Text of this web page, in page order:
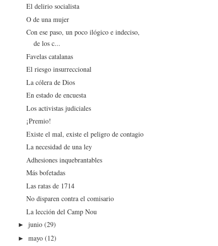
El delirio socialista
O de una mujer
Con ese paso, un poco ilógico e indeciso,
de los c...
Favelas catalanas
El riesgo insurreccional
La cólera de Dios
En estado de encuesta
Los activistas judiciales
¡Premio!
Existe el mal, existe el peligro de contagio
La necesidad de una ley
Adhesiones inquebrantables
Más bofetadas
Las ratas de 1714
No disparen contra el comisario
La lección del Camp Nou
►junio(29)
►mayo(12)